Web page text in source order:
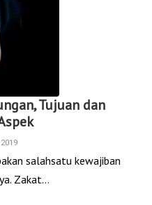
Tujuan dan
salahsatu kewajiban
Zakat…